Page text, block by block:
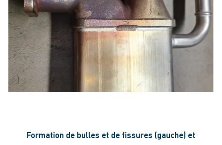
Formation de bulles et de fissures (gauche) et